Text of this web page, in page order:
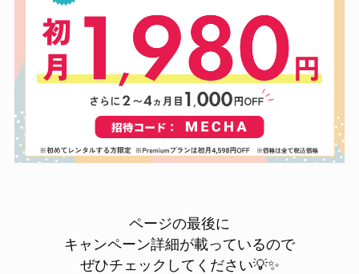
ページの最後に
キャンペーン詳細が載っているので
ぜひチェックしてください💡✨